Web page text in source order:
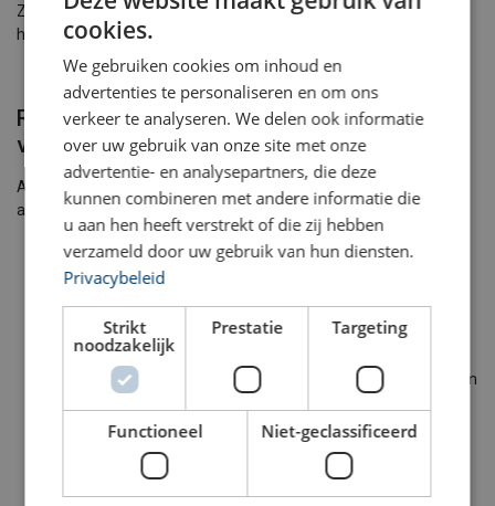
Zodra je je collega te pakken hebt, kun je de stok weghalen en
hem of haar omhoog of omlaag takelen.
Reddingsfase 3: optakelen of laten zakken
via afdaalapparaat
Afhankelijk van de situatie takel je je collega op of laat je hem
afdalen.
Afdalen
Takel je colega eerst een stukje op, zodat je het
verbindingsmiddel los kunt maken. Laat je collega daarna
omlaag zakken met de reddingsset. De reddingsset kan een
afdaalapparaat.
cookies.
We gebruiken cookies om inhoud en
advertenties te personaliseren en om ons
verkeer te analyseren. We delen ook informatie
over uw gebruik van onze site met onze
advertentie- en analysepartners, die deze
kunnen combineren met andere informatie die
u aan hen heeft verstrekt of die zij hebben
verzameld door uw gebruik van hun diensten.
Privacybeleid
Strikt
noodzakelijk
Prestatie Targeting
Functioneel Niet-geclassificeerd